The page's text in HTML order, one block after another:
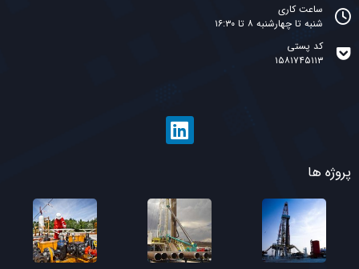
ساعت کاری
شنبه تا چهارشنبه ۸ تا ۱۶:۳۰
کد پستی
۱۵۸۱۷۴۵۱۱۳
پروژه ها